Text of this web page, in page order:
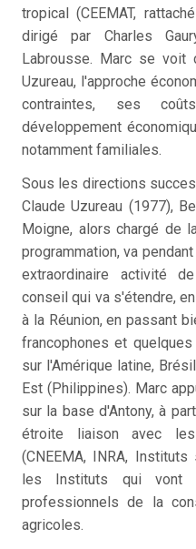
tropical (CEEMAT,
dirigé par Charles
Labrousse. Marc se voit
Uzureau, l'approche
contraintes, ses
développement
notamment familiales.
Sous les directions
Claude Uzureau (1977),
Moigne, alors chargé de
programmation, va
extraordinaire activité
conseil qui va s'étendre,
à la Réunion, en passant
francophones et
sur l'Amérique latine,
Est (Philippines). Marc
sur la base d'Antony, à
étroite liaison avec
(CNEEMA, INRA,
les Instituts qui vont
professionnels de la
agricoles.